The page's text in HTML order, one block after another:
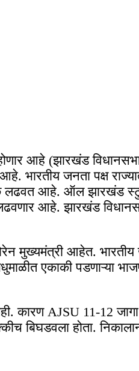
आहे (झारखंड
भारतीय जनता पक्ष
लढवत आहे. ऑल झारखंड
आहे. झारखंड
मुख्यमंत्री आहेत. भारतीय
एकाकी पडणाऱ्या
AJSU 11-12 जागा
बिघडवला होता.